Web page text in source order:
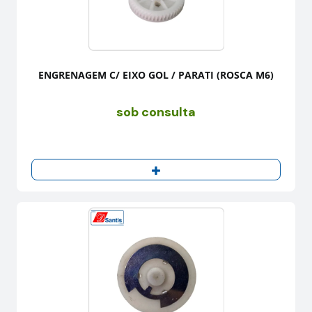
ENGRENAGEM C/ EIXO GOL / PARATI (ROSCA M6)
sob consulta